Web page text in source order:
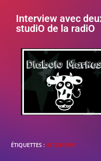
LINK
EMBED
Interview avec
studiO de la radiO
ÉTIQUETTES : INTERVIEW